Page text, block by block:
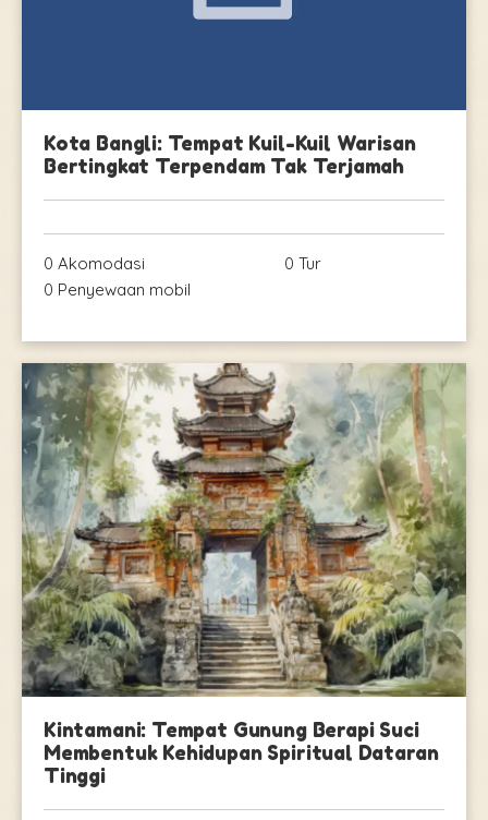
Kota Bangli: Tempat Kuil-Kuil Warisan
Bertingkat Terpendam Tak Terjamah
0 Akomodasi
0 Tur
0 Penyewaan mobil
Kintamani: Tempat Gunung Berapi Suci
Membentuk Kehidupan Spiritual Dataran
Tinggi